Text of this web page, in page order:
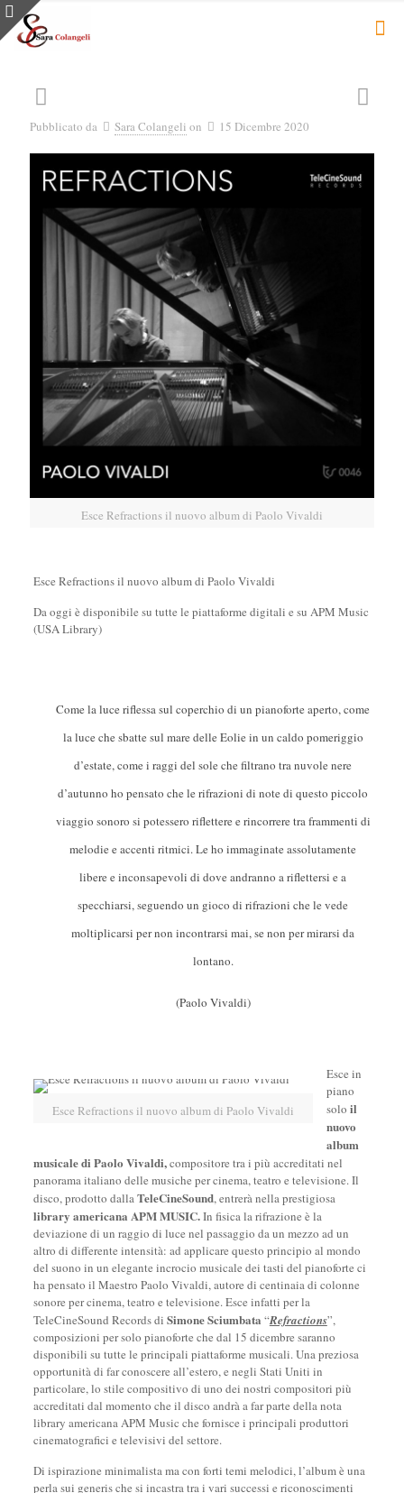
Pubblicato da Sara Colangeli on 15 Dicembre 2020
Esce Refractions il nuovo album di Paolo Vivaldi
Esce Refractions il nuovo album di Paolo Vivaldi
Da oggi è disponibile su tutte le piattaforme digitali e su APM Music
(USA Library)
Come la luce riflessa sul coperchio di un pianoforte aperto, come
la luce che sbatte sul mare delle Eolie in un caldo pomeriggio
d’estate, come i raggi del sole che filtrano tra nuvole nere
d’autunno ho pensato che le rifrazioni di note di questo piccolo
viaggio sonoro si potessero riflettere e rincorrere tra frammenti di
melodie e accenti ritmici. Le ho immaginate assolutamente
libere e inconsapevoli di dove andranno a riflettersi e a
specchiarsi, seguendo un gioco di rifrazioni che le vede
moltiplicarsi per non incontrarsi mai, se non per mirarsi da
lontano.
(Paolo Vivaldi)
Esce Refractions il nuovo album di Paolo Vivaldi
Esce in
piano
solo il
nuovo
album
musicale di Paolo Vivaldi,compositore tra i più accreditati nel
panorama italiano delle musiche per cinema, teatro e televisione. Il
disco, prodotto dallaTeleCineSound, entrerà nella prestigiosa
library americana APM MUSIC.In fisica la rifrazione è la
deviazione di un raggio di luce nel passaggio da un mezzo ad un
altro di differente intensità: ad applicare questo principio al mondo
del suono in un elegante incrocio musicale dei tasti del pianoforte ci
ha pensato il Maestro Paolo Vivaldi, autore di centinaia di colonne
sonore per cinema, teatro e televisione. Esce infatti per la
TeleCineSound Records di Simone Sciumbata “Refractions”,
composizioni per solo pianoforte che dal 15 dicembre saranno
disponibili su tutte le principali piattaforme musicali. Una preziosa
opportunità di far conoscere all’estero, e negli Stati Uniti in
particolare, lo stile compositivo di uno dei nostri compositori più
accreditati dal momento che il disco andrà a far parte della nota
library americana APM Music che fornisce i principali produttori
cinematografici e televisivi del settore.
Di ispirazione minimalista ma con forti temi melodici, l’album è una
perla sui generis che si incastra tra i vari successi e riconoscimenti